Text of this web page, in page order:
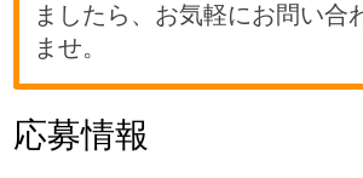
ましたら、お気軽にお問い合
ませ。
応募情報